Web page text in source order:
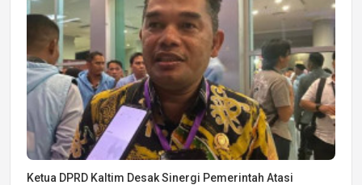
Ketua DPRD Kaltim Desak Sinergi Pemerintah Atasi